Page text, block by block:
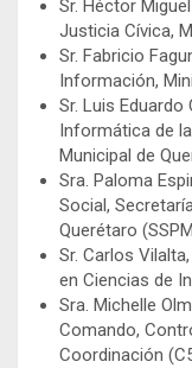
Sr. Héctor
Justicia Cívica,
Sr. Fabricio
Información,
Sr. Luis Eduardo
Informática de
Municipal de
Sra. Paloma
Social,
Querétaro
Sr. Carlos
en Ciencias de
Sra. Michelle
Comando,
Coordinación